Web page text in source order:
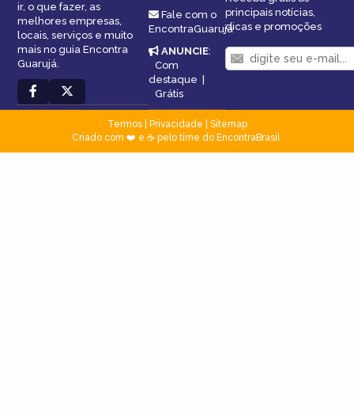
ir, o que fazer, as
melhores empresas,
locais, serviços e muito
mais no guia Encontra
Guarujá.
Fale com o
EncontraGuarujá
ANUNCIE:
Com
destaque |
Grátis
principais notícias,
dicas e promoções
Termos| Privacidade
Sitemap
Criado com ❤️ e ☕ pelo time do EncontraBrasil